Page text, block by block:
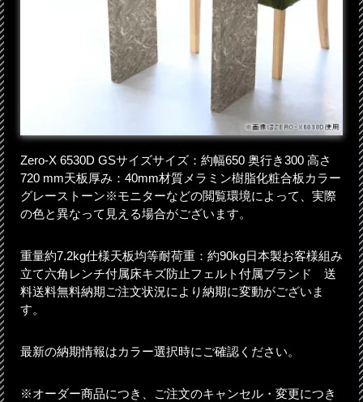
Zero-X 6530D GSサイズサイズ：約幅650 奥行き300 高さ
720 mm天板厚み：40mm材質メラミン樹脂化粧合板カラー
グレーストーン※モニターなどの閲覧環境によって、実際
の色と異なって見える場合がございます。
重量約7.2kg仕様天板均等耐荷重：約90kg日本製お客様組み
立て六角レンチ付属床キズ防止フェルト付属ブランド 送
料送料無料納期ご注文状況により納期に変動がございま
す。
最新の納期情報はカラー選択時にご確認ください。
※オーダー商品につき、ご注文のキャンセル・変更につき